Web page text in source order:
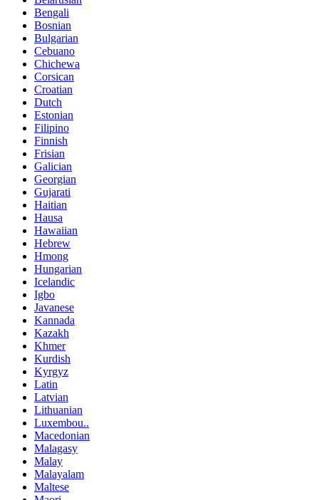
Bengali
Bosnian
Bulgarian
Cebuano
Chichewa
Corsican
Croatian
Dutch
Estonian
Filipino
Finnish
Frisian
Galician
Georgian
Gujarati
Haitian
Hausa
Hawaiian
Hebrew
Hmong
Hungarian
Icelandic
Igbo
Javanese
Kannada
Kazakh
Khmer
Kurdish
Kyrgyz
Latin
Latvian
Lithuanian
Luxembou..
Macedonian
Malagasy
Malay
Malayalam
Maltese